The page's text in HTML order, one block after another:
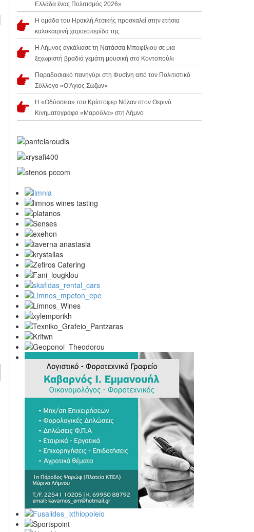
Ελλάδα ένας Πολιτισμός 2026»
Η ομάδα του Ηρακλή Ατσικής προσκαλεί στην ετήσια
καλοκαιρινή χοροεσπερίδα της
Η Λήμνος αγκάλιασε τη Νατάσσα Μποφίλιου σε μια
ξεχωριστή βραδιά γεμάτη μουσική στο Κοντοπούλι
Παραδοσιακό πανηγύρι στη Φυσίνη από τον Πολιτιστικό
Σύλλογο «Ο Άγιος Σώζων»
Η «Οδύσσεια» του Κρίστοφερ Νόλαν στον Θερινό
Κινηματογράφο «Μαρούλα» στη Λήμνο